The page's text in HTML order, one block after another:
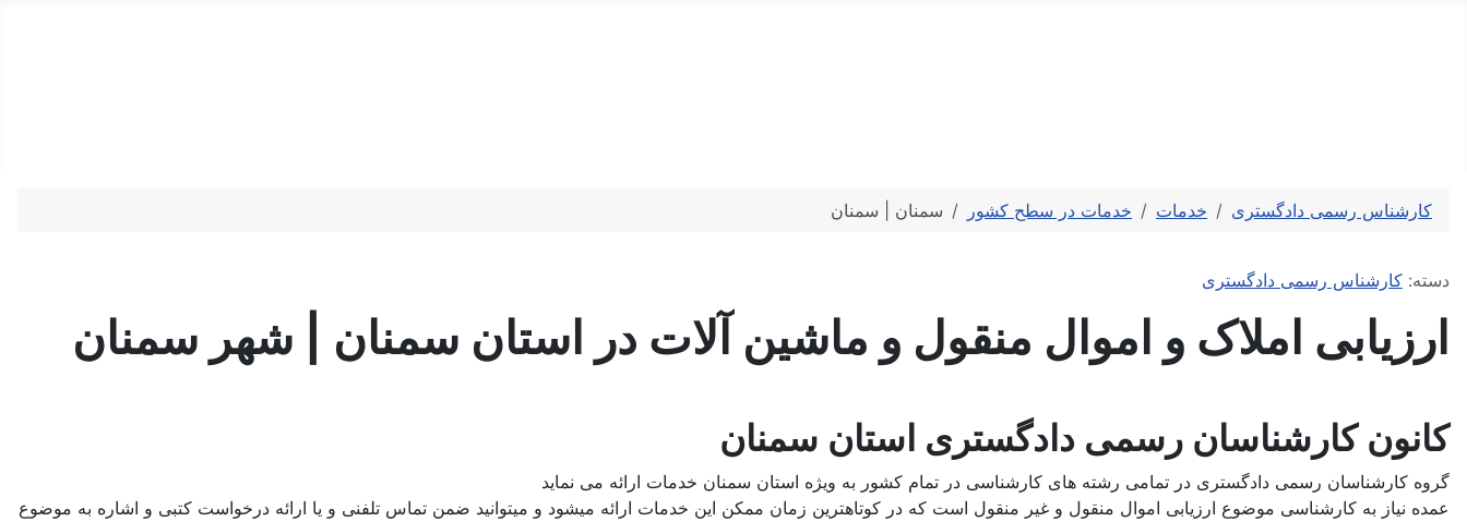
کارشناس رسمی دادگستری خدمات خدمات در سطح کشور سمنان | سمنان
توضیحات
دسته: کارشناس رسمی دادگستری
ارزیابی املاک و اموال منقول و ماشین آلات در استان سمنان | شهر سمنان
کانون کارشناسان رسمی دادگستری استان سمنان
گروه کارشناسان رسمی دادگستری در تمامی رشته های کارشناسی در تمام کشور به ویژه استان سمنان خدمات ارائه می نماید
عمده نیاز به کارشناسی موضوع ارزیابی اموال منقول و غیر منقول است که در کوتاهترین زمان ممکن این خدمات ارائه میشود و میتوانید ضمن تماس تلفنی و یا ارائه درخواست کتبی و اشاره به موضوع